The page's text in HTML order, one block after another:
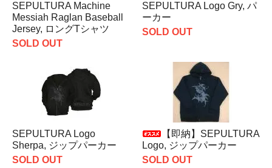
SEPULTURA Machine
Messiah Raglan Baseball
Jersey, ロングTシャツ
SOLD OUT
SEPULTURA Logo Gry, パ
ーカー
SOLD OUT
SEPULTURA Logo
Sherpa, ジップパーカー
SOLD OUT
【即納】SEPULTURA
Logo, ジップパーカー
SOLD OUT